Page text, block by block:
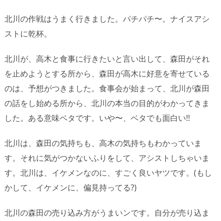
北川の作戦はうまく行きました。パチパチ〜。ナイスアシ
ストに乾杯。
北川が、高木と食事に行きたいと言い出して、森田がそれ
を止めようとする所から、森田が高木に好意を寄せている
のは、予想がつきました。食事会が始まって、北川が森田
の話をし始める所から、北川の本当の目的がわかってきま
した。ある意味ベタです。いや〜、ベタでも面白い!!
北川は、森田の気持ちも、高木の気持ちもわかっていま
す。それに気がつかないふりをして、アシストしちゃいま
す。北川は、イケメンなのに、すごく良いヤツです。(もし
かして、イケメンに、偏見持ってる?)
北川の森田の売り込み方がうまいンです。自分が売り込ま